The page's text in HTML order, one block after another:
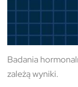
Badania
zależą wyniki.